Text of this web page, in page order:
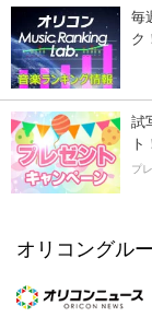
毎
ク
試
ト
プ
オリコングル